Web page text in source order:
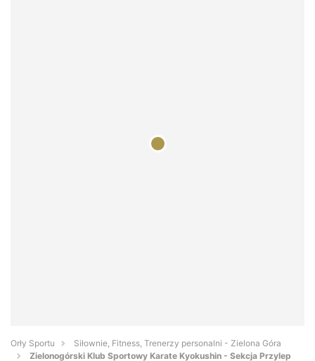
Orły Sportu
Siłownie, Fitness, Trenerzy personalni - Zielona Góra
Zielonogórski Klub Sportowy Karate Kyokushin - Sekcja Przylep